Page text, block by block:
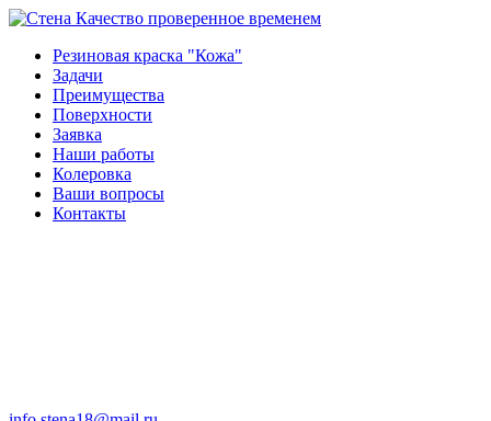
Качество проверенное временем
Резиновая краска "Кожа"
Задачи
Преимущества
Поверхности
Заявка
Наши работы
Колеровка
Ваши вопросы
Контакты